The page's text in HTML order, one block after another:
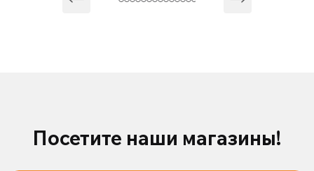
Посетите наши магазины!